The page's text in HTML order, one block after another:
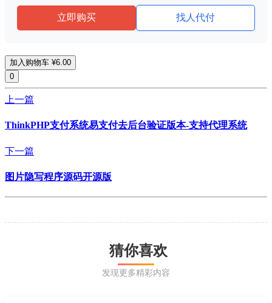
立即购买 找人代付
加入购物车 ¥6.00
0
上一篇
ThinkPHP支付系统易支付去后台验证版本-支持代理系统
下一篇
图片隐写程序源码开源版
猜你喜欢
发现更多精彩内容